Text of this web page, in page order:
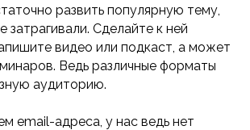
развить популярную тему,
Сделайте к ней
видео или подкаст, а может
Ведь различные форматы
аудиторию.
email-адреса, у нас ведь нет